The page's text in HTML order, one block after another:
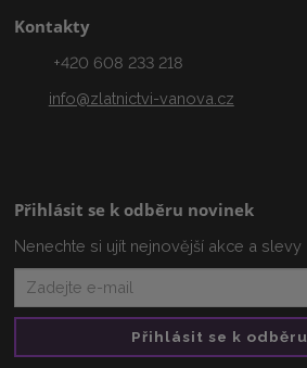
Kontakty
+420 608 233 218
info@zlatnictvi-vanova.cz
Přihlásit se k odběru novinek
Nenechte si ujít nejnovější akce a slevy
Přihlásit se k odběru